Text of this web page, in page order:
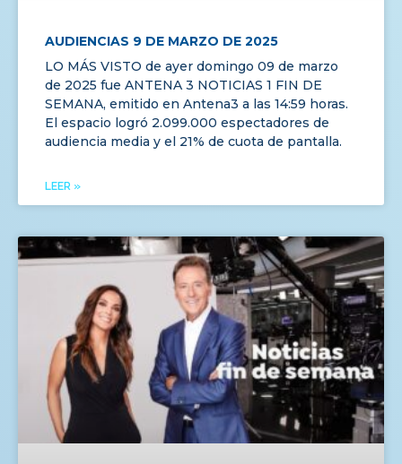
AUDIENCIAS 9 DE MARZO DE 2025
LO MÁS VISTO de ayer domingo 09 de marzo
de 2025 fue ANTENA 3 NOTICIAS 1 FIN DE
SEMANA, emitido en Antena3 a las 14:59 horas.
El espacio logró 2.099.000 espectadores de
audiencia media y el 21% de cuota de pantalla.
LEER »